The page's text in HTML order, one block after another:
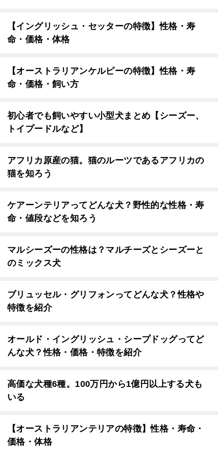
【イングリッシュ・セッターの特徴】性格・寿
命・価格・体格
【オーストラリアンケルピーの特徴】性格・寿
命・価格・飼い方
初心者でも飼いやすい小型犬まとめ【シーズー、
トイプードルなど】
アフリカ原産の猫。猫のルーツであるアフリカの
猫を知ろう
ケアーンテリアってどんな犬？野性的な性格・寿
命・値段などを知ろう
マルシーズーの性格は？マルチーズとシーズーと
のミックス犬
ブリュッセル・グリフォンってどんな犬？性格や
特徴を紹介
オールド・イングリッシュ・シープドッグってど
んな犬？性格・価格・特徴を紹介
高価な犬種6種。100万円から1億円以上する犬も
いる
【オーストラリアンテリアの特徴】性格・寿命・
価格・体格